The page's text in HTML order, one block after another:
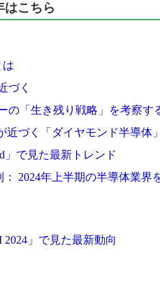
はこちら
は
づく
の「生き残り戦略」を考察す
づく「ダイヤモンド半導体」
」で見た最新トレンド
2024年上半期の半導体業界
2024」で見た最新動向